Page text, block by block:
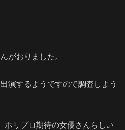
がおりました。
演するようですので調査しよう
ホリプロ期待の女優さんらしい